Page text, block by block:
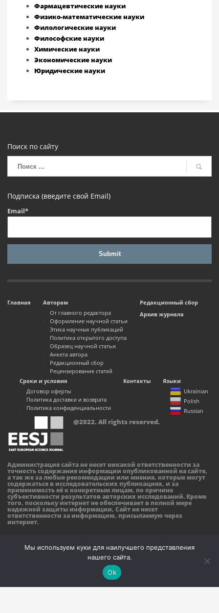
Фармацевтические науки
Физико-математические науки
Филологические науки
Философские науки
Химические науки
Экономические науки
Юридические науки
Поиск по сайту
Подписка (введите свой Email)
Email*
Главная
Авторам
От главного редактора
Оформление научной статьи
Этика научных публикаций
Политика открытого доступа
Образец научной статьи
Анкета автора
Редакционный сбор
Рецензирование статей
Редакционный сбор
Архив журнала
Сроки и условия
Договор оферты
Политика доставки и возврата
Политика конфиденциальности
Контакты
Языки
Ukrainian
Polish
Russian
@2022. All rights reserved.
Администрация сайта не несет никакой ответственности за
точность содержания информации опубликованной на сайте,
а так же за любые рекомендации или мнения, которые могут
содержаться в исследовательских публикациях, и за
применимость её к конкретным лицам, по причине
субъективности результатов авторских исследований. Кроме
того, поскольку интернет не обеспечивает в полной мере
надежной защиты информации, Сайт не несет
ответственности за информацию, присылаемую через
интернет.
Мы используем куки для наилучшего представления
нашего сайта.
Ok